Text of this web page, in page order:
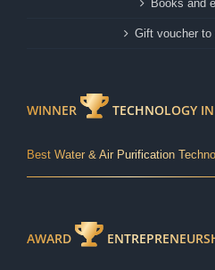
Books and
Gift voucher to
WINNER TECHNOLOGY
Best Water & Air Purification
AWARD